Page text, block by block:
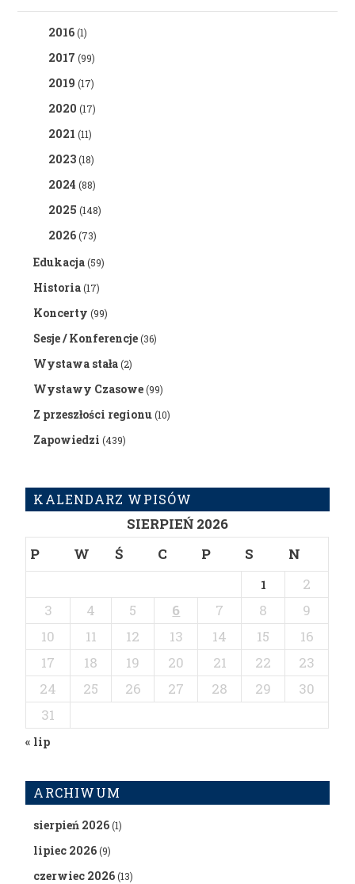
2016(1)
2017 (99)
2019 (17)
2020 (17)
2021 (11)
2023(18)
2024 (88)
2025 (148)
2026(73)
Edukacja(59)
Historia(17)
Koncerty (99)
Sesje / Konferencje(36)
Wystawa stała(2)
Wystawy Czasowe(99)
Z przeszłości regionu(10)
Zapowiedzi (439)
KALENDARZ WPISÓW
SIERPIEŃ 2026
P
W Ś C P S N
1
2
3
4 5 6 7 8
9
10
11 12 13 14 15
16
17
18 19 20 21 22
23
24
25 26 27 28 29
30
31
« lip
ARCHIWUM
sierpień 2026(1)
lipiec 2026(9)
czerwiec 2026(13)